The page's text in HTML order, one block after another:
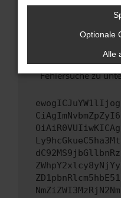
Wende dich an
Wenn du alle oben
hast, kontaktiere
versuchen, das
uns diesen Text
Fehlersuche zu
Optionale
Alle